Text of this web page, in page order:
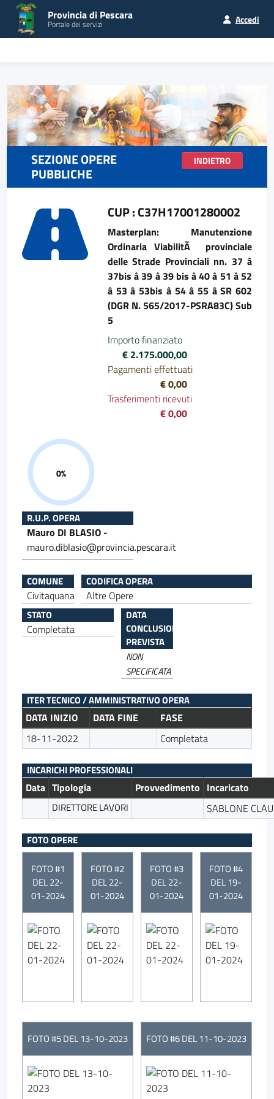
Provincia di Pescara
Portale dei servizi Accedi
SEZIONE OPERE
PUBBLICHE
INDIETRO
CUP : C37H17001280002
Masterplan: Manutenzione
Ordinaria ViabilitÃ provinciale
delle Strade Provinciali nn. 37 â
37bis â 39 â 39 bis â 40 â 51 â 52
â 53 â 53bis â 54 â 55 â SR 602
(DGR N. 565/2017-PSRA83C) Sub
5
Importo finanziato
€ 2.175.000,00
Pagamenti effettuati
€ 0,00
Trasferimenti ricevuti
€ 0,00
Progresso 0%
R.U.P. OPERA
Mauro DI BLASIO -
mauro.diblasio@provincia.pescara.it
COMUNE
Civitaquana
CODIFICA OPERA
Altre Opere
STATO
Completata
DATA
CONCLUSIONE
PREVISTA
NON
SPECIFICATA
ITER TECNICO / AMMINISTRATIVO OPERA
DATA INIZIO DATA FINE
FASE
18-11-2022
Completata
INCARICHI PROFESSIONALI
Data Tipologia Provvedimento Incaricato
DIRETTORE LAVORI SABLONE
FOTO OPERE
FOTO #1
DEL 22-
01-2024
FOTO #2
DEL 22-
01-2024
FOTO #3
DEL 22-
01-2024
FOTO #4
DEL 19-
01-2024
FOTO #5 DEL 13-10-2023 FOTO #6 DEL 11-10-2023